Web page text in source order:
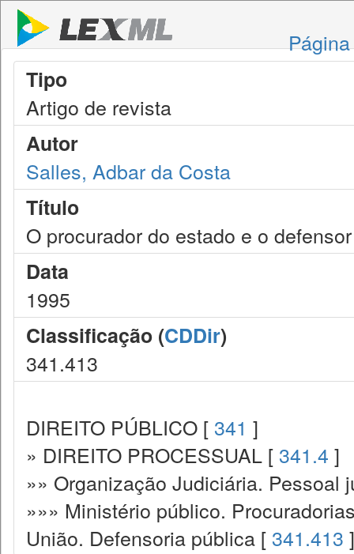
Tipo
Artigo de revista
Autor
Salles, Adbar da Costa
Título
O procurador do estado e o
Data
1995
Classificação (CDDir)
341.413
DIREITO PÚBLICO [ 341 ]
» DIREITO PROCESSUAL [ 341.4 ]
»» Organização Judiciária. Pessoal
»»» Ministério público.
União. Defensoria pública [ 341.413 ]